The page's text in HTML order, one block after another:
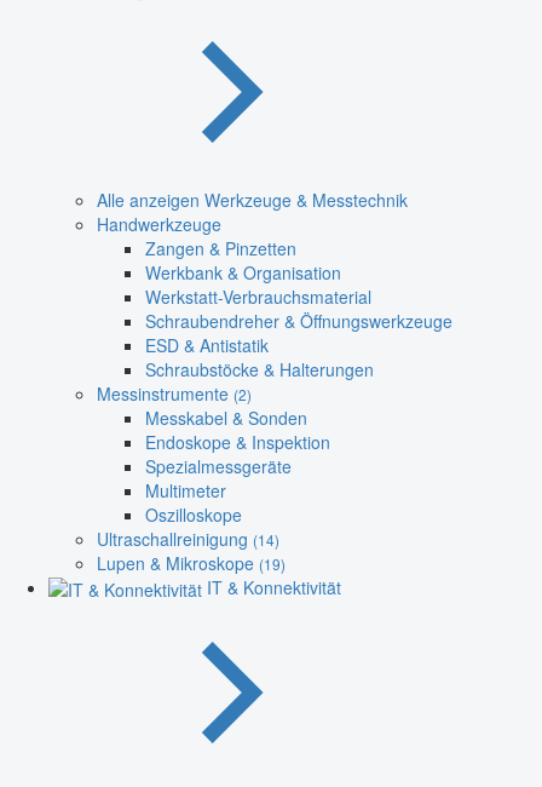
Alle anzeigen Werkzeuge & Messtechnik
Handwerkzeuge
Zangen & Pinzetten
Werkbank & Organisation
Werkstatt-Verbrauchsmaterial
Schraubendreher & Öffnungswerkzeuge
ESD & Antistatik
Schraubstöcke & Halterungen
Messinstrumente (2)
Messkabel & Sonden
Endoskope & Inspektion
Spezialmessgeräte
Multimeter
Oszilloskope
Ultraschallreinigung (14)
Lupen & Mikroskope (19)
IT & Konnektivität